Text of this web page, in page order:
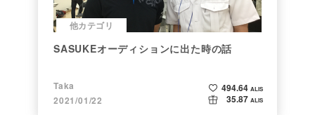
他カテゴリ
SASUKEオーディションに出た時の話
Taka
2021/01/22
494.64 ALIS
35.87 ALIS